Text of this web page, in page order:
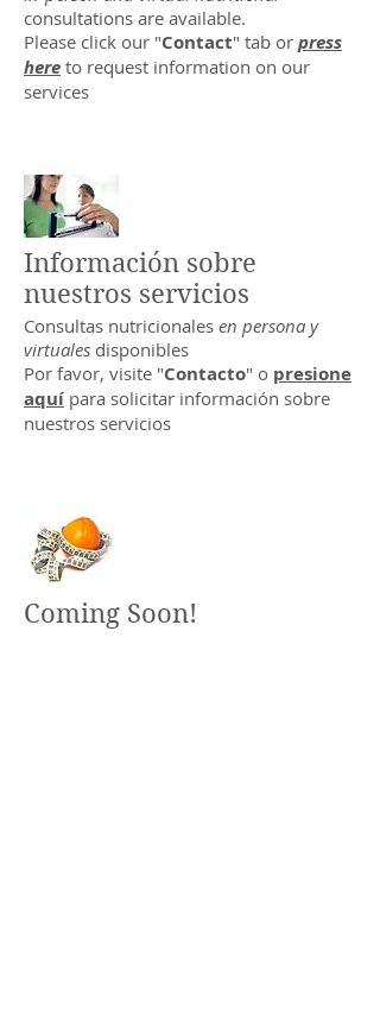
consultations are available.
Please click our "Contact" tab or press
here to request information on our
services
Información sobre
nuestros servicios
Consultas nutricionales en persona y
virtuales disponibles
Por favor, visite "Contacto" o presione
aquí para solicitar información sobre
nuestros servicios
Coming Soon!